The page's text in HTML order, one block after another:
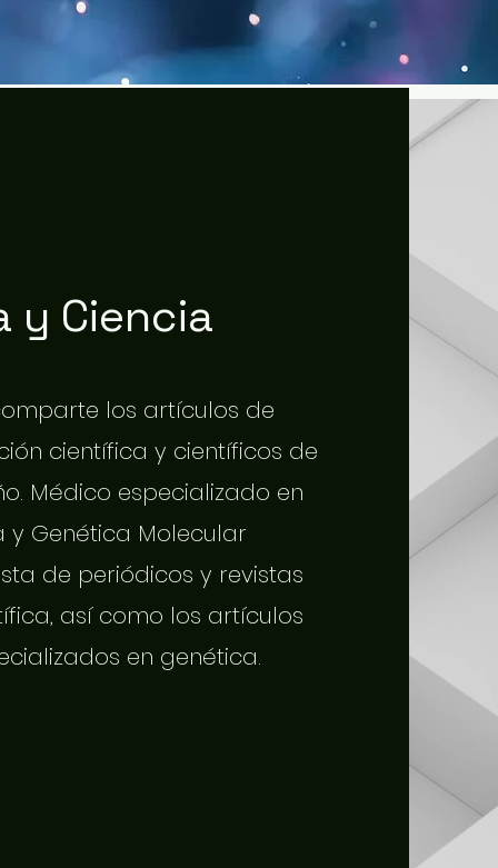
y Ciencia
los artículos de
científica y científicos de
Médico especializado en
y Genética Molecular
de periódicos y revistas
así como los artículos
en genética.